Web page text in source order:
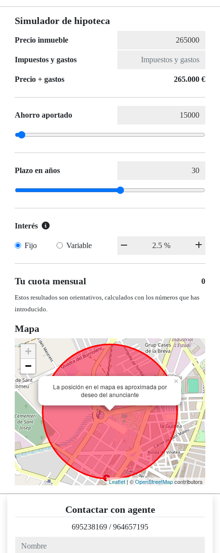
Simulador de hipoteca
Precio inmueble
Impuestos y gastos
Precio + gastos 265.000 €
Ahorro aportado
Plazo en años
Interés
Fijo Variable
Tu cuota mensual 0
Estos resultados son orientativos, calculados con los números que has
introducido.
Mapa
La posición en el mapa es aproximada por
deseo del anunciante
×
+
−
Leaflet| ©OpenStreetMapcontributors
Contactar con agente
695238169 /964657195
nombre